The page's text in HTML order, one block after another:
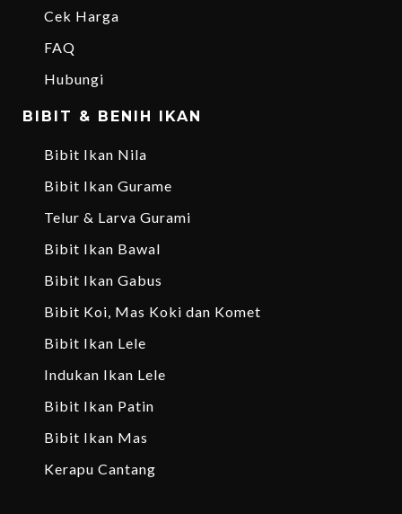
Cek Harga
FAQ
Hubungi
BIBIT & BENIH IKAN
Bibit Ikan Nila
Bibit Ikan Gurame
Telur & Larva Gurami
Bibit Ikan Bawal
Bibit Ikan Gabus
Bibit Koi, Mas Koki dan Komet
Bibit Ikan Lele
Indukan Ikan Lele
Bibit Ikan Patin
Bibit Ikan Mas
Kerapu Cantang